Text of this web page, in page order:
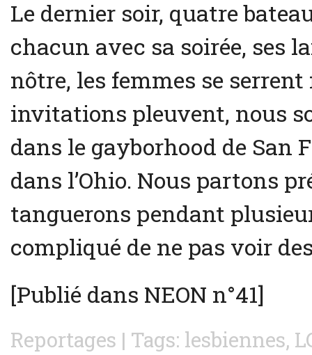
Le dernier soir, quatre
chacun avec sa soirée, ses
nôtre, les femmes se
invitations pleuvent, nous
dans le gayborhood de San
dans l’Ohio. Nous partons
tanguerons pendant
compliqué de ne pas voir
[Publié dans NEON n°41]
Reportages | Tags: lesbiennes,